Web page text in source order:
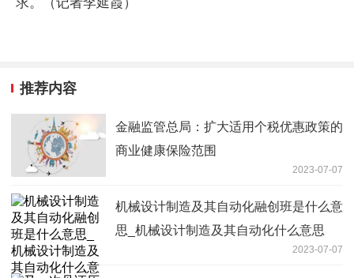
推荐内容
金融监管总局：扩大适用个税优惠政策的
商业健康保险范围
2023-07-07
机械设计制造及其自动化融创班是什么意
思_机械设计制造及其自动化什么意思
2023-07-07